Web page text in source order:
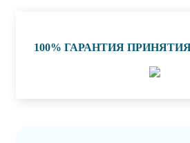
100% ГАРАНТИЯ